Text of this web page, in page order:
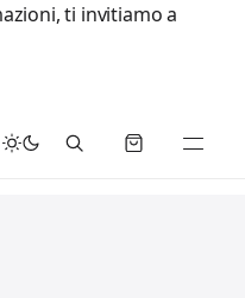
ti invitiamo a